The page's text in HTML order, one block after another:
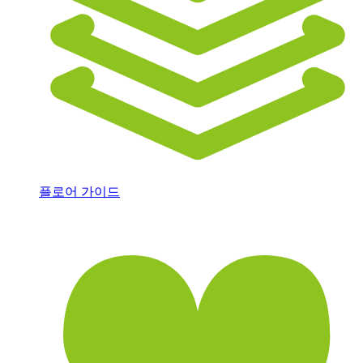
플로어 가이드